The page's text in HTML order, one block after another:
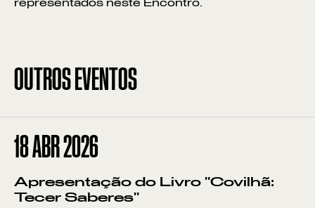
representados neste Encontro.
OUTROS EVENTOS
18ABR 2026
Apresentação do Livro "Covilhã:
Tecer Saberes"